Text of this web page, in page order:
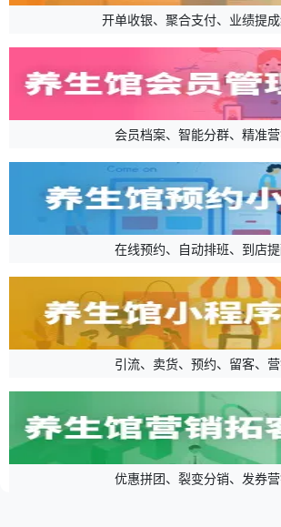
开单收银、聚合支付、业绩提
会员档案、智能分群、精准
在线预约、自动排班、到店
引流、卖货、预约、留客、
优惠拼团、裂变分销、发券